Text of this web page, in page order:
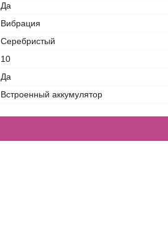
Да
Вибрация
Серебристый
10
Да
Встроенный аккумулятор